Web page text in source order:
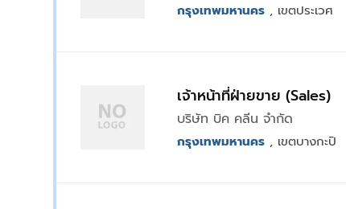
กรุงเทพมหานคร, เขตประเวศ
เจ้าหน้าที่ฝ่ายขาย (Sales)
บริษัท บิค คลีน จำกัด
กรุงเทพมหานคร, เขตบางกะปิ